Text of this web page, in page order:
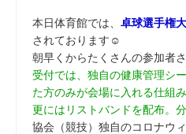
本日体育館では、 卓球選手権
されております☺
朝早くからたくさんの参加者
受付では、独自の健康管理シ
た方のみが会場に入れる仕組み
更にはリストバンドを配布。
協会（競技）独自のコロナウ